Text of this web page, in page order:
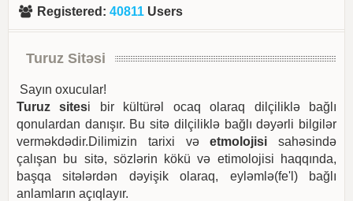
Registered :40811 Users
Turuz Sitəsi
Sayın oxucular!
Turuz sitesi bir kültürəl ocaq olaraq dilçiliklə bağlı
qonulardan danışır. Bu sitə dilçiliklə bağlı dəyərli bilgilər
verməkdədir.Dilimizin tarixi vəetmolojisi sahəsində
çalışan bu sitə, sözlərin kökü və etimolojisi haqqında,
başqa sitələrdən dəyişik olaraq, eyləmlə(fe'l) bağlı
anlamların açıqlayır.